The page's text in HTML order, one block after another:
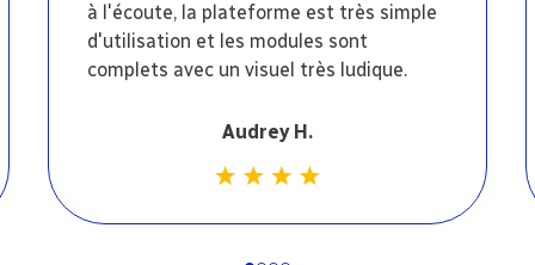
à l'écoute, la plateforme est très simple
d'utilisation et les modules sont
complets avec un visuel très ludique.
Audrey H.